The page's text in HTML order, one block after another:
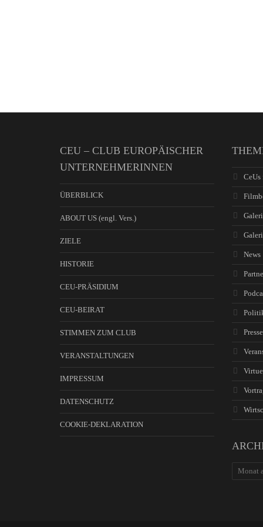
CEU – CLUB EUROPÄISCHER
UNTERNEHMERINNEN
ÜBERBLICK
ABOUT US (engl. Vers.)
ZIELE
HISTORIE
CEU-PRÄSIDIUM
CEU-BEIRAT
STIMMEN ZUM CLUB
VERANSTALTUNGEN
IMPRESSUM
DATENSCHUTZ
COOKIE-DEKLARATION
CeUs
News
Presse
ARCHIV